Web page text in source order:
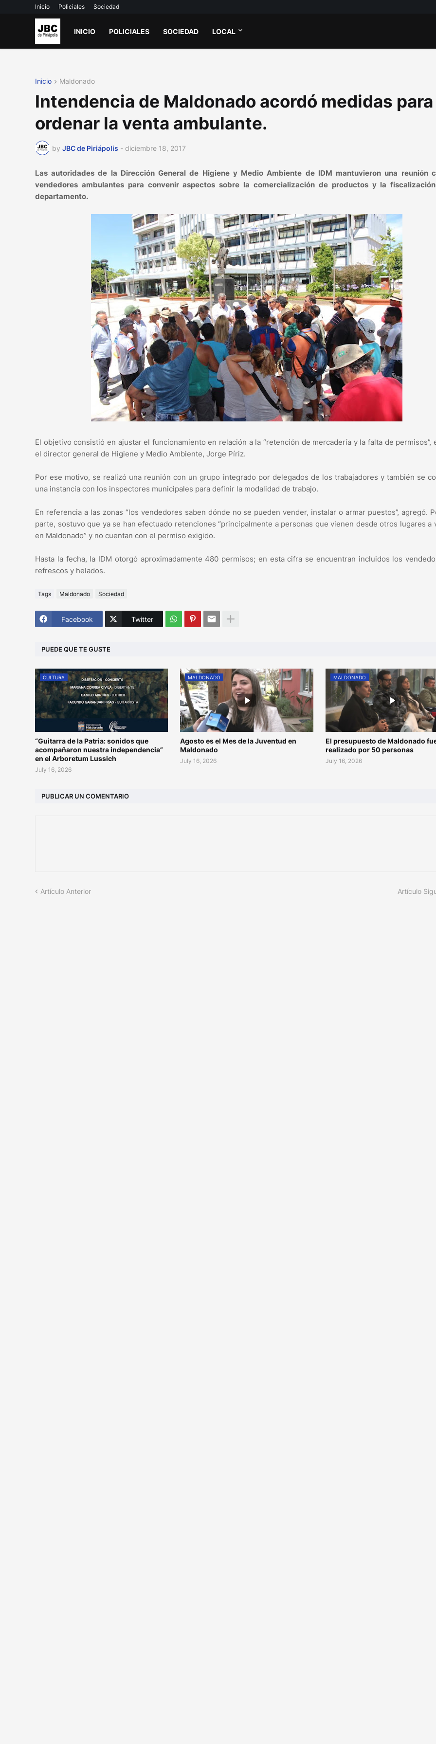
Inicio Policiales Sociedad
INICIO POLICIALES SOCIEDAD LOCAL
Inicio Maldonado
Intendencia de Maldonado acordó medidas para
ordenar la venta ambulante.
by JBC de Piriápolis - diciembre 18, 2017
Las autoridades de la Dirección General de Higiene y Medio Ambiente de IDM mantuvieron una reunión
vendedores ambulantes para convenir aspectos sobre la comercialización de productos y la
departamento.
El objetivo consistió en ajustar el funcionamiento en relación a la “retención de mercadería y la falta de permisos”,
el director general de Higiene y Medio Ambiente, Jorge Píriz.
Por ese motivo, se realizó una reunión con un grupo integrado por delegados de los trabajadores y también se
una instancia con los inspectores municipales para definir la modalidad de trabajo.
En referencia a las zonas “los vendedores saben dónde no se pueden vender, instalar o armar puestos”, agregó.
parte, sostuvo que ya se han efectuado retenciones “principalmente a personas que vienen desde otros lugares a
en Maldonado” y no cuentan con el permiso exigido.
Hasta la fecha, la IDM otorgó aproximadamente 480 permisos; en esta cifra se encuentran incluidos los
refrescos y helados.
Tags Maldonado Sociedad
Facebook Twitter
PUEDE QUE TE GUSTE
CULTURA
“Guitarra de la Patria: sonidos que
acompañaron nuestra independencia”
en el Arboretum Lussich
July 16, 2026
MALDONADO
Agosto es el Mes de la Juventud en
Maldonado
July 16, 2026
MALDONADO
El presupuesto de Maldonado
realizado por 50 personas
July 16, 2026
PUBLICAR UN COMENTARIO
Artículo Anterior Artículo